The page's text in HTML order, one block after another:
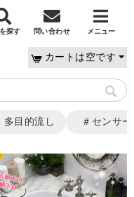
探す 問い合わせ メニュー
カートは空です
多目的流し ＃センサ